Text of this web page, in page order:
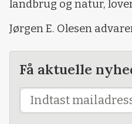
landbrug og natur,
Jørgen E. Olesen
Få aktuelle